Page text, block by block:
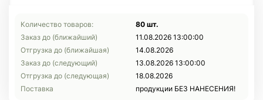
Количество товаров:
80 шт.
Заказ до (ближайший)
11.08.2026 13:00:00
Отгрузка до (ближайшая)
14.08.2026
Заказ до (следующий)
13.08.2026 13:00:00
Отгрузка до (следующая)
18.08.2026
Поставка
продукции БЕЗ НАНЕСЕНИЯ!